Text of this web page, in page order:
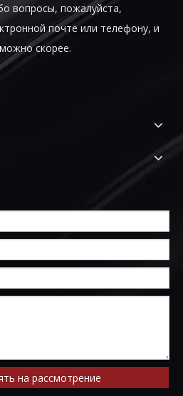
вопросы, пожалуйста,
почте или телефону, и
скорее.
на рассмотрение